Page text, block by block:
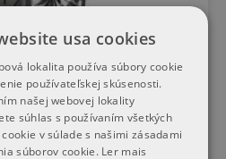
de verão
usa cookies
lokalita používa súbory cookie
používateľskej skúsenosti.
našej webovej lokality
súhlas s používaním všetkých
v súlade s našimi zásadami
súborov cookie. Ler mais